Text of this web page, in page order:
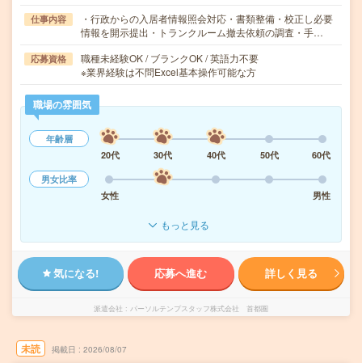
仕事内容
・行政からの入居者情報照会対応・書類整備・校正し必要
情報を開示提出・トランクルーム撤去依頼の調査・手…
応募資格
職種未経験OK / ブランクOK / 英語力不要
※業界経験は不問Excel基本操作可能な方
職場の雰囲気
年齢層
20代
30代 40代 50代
60代
男女比率
女性
男性
もっと見る
気になる! 応募へ進む 詳しく見る
派遣会社 パーソルテンプスタッフ株式会社 首都圏
未読 掲載日 2026/08/07